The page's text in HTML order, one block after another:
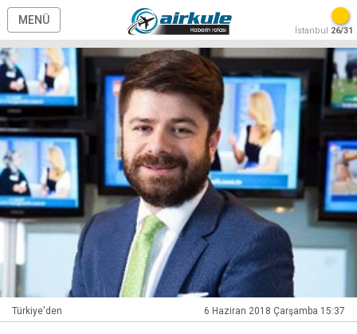
MENÜ
İstanbul 26/31
Türkiye'den 6 Haziran 2018 Çarşamba 15:37